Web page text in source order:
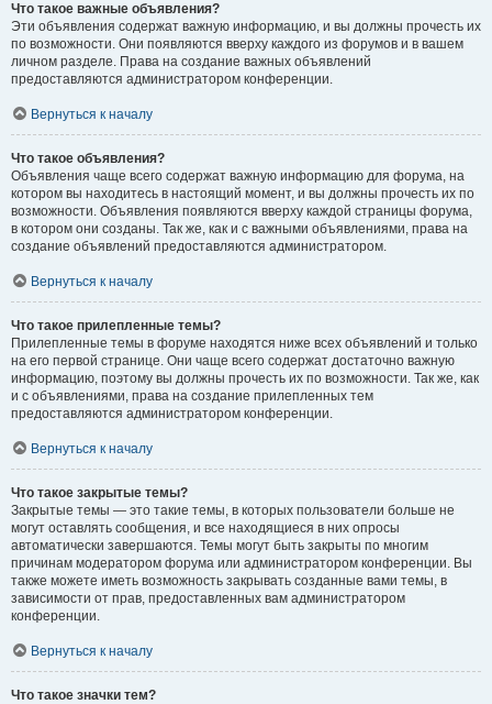
Что такое важные объявления?
Эти объявления содержат важную информацию, и вы должны прочесть их
по возможности. Они появляются вверху каждого из форумов и в вашем
личном разделе. Права на создание важных объявлений
предоставляются администратором конференции.
Вернуться к началу
Что такое объявления?
Объявления чаще всего содержат важную информацию для форума, на
котором вы находитесь в настоящий момент, и вы должны прочесть их по
возможности. Объявления появляются вверху каждой страницы форума,
в котором они созданы. Так же, как и с важными объявлениями, права на
создание объявлений предоставляются администратором.
Вернуться к началу
Что такое прилепленные темы?
Прилепленные темы в форуме находятся ниже всех объявлений и только
на его первой странице. Они чаще всего содержат достаточно важную
информацию, поэтому вы должны прочесть их по возможности. Так же, как
и с объявлениями, права на создание прилепленных тем
предоставляются администратором конференции.
Вернуться к началу
Что такое закрытые темы?
Закрытые темы — это такие темы, в которых пользователи больше не
могут оставлять сообщения, и все находящиеся в них опросы
автоматически завершаются. Темы могут быть закрыты по многим
причинам модератором форума или администратором конференции. Вы
также можете иметь возможность закрывать созданные вами темы, в
зависимости от прав, предоставленных вам администратором
конференции.
Вернуться к началу
Что такое значки тем?